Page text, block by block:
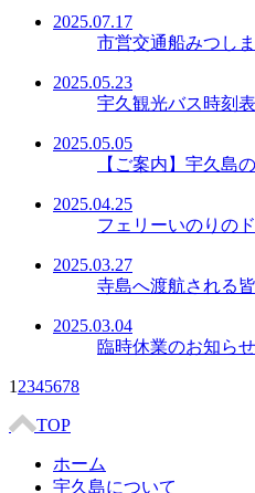
2025.07.17
市営交通船みつし
2025.05.23
宇久観光バス時刻
2025.05.05
【ご案内】宇久島
2025.04.25
フェリーいのりの
2025.03.27
寺島へ渡航される
2025.03.04
臨時休業のお知らせ
1 2345678
TOP
ホーム
宇久島について